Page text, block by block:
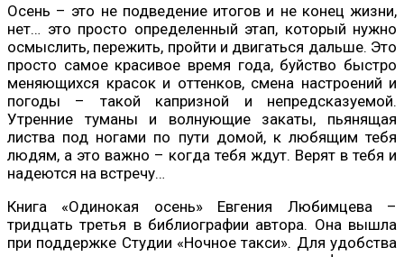
Осень – это не подведение итогов и не конец жизни,
нет… это просто определенный этап, который нужно
осмыслить, пережить, пройти и двигаться дальше. Это
просто самое красивое время года, буйство быстро
меняющихся красок и оттенков, смена настроений и
погоды – такой капризной и непредсказуемой.
Утренние туманы и волнующие закаты, пьянящая
листва под ногами по пути домой, к любящим тебя
людям, а это важно – когда тебя ждут. Верят в тебя и
надеются на встречу…
Книга «Одинокая осень» Евгения Любимцева –
тридцать третья в библиографии автора. Она вышла
при поддержке Студии «Ночное такси». Для удобства